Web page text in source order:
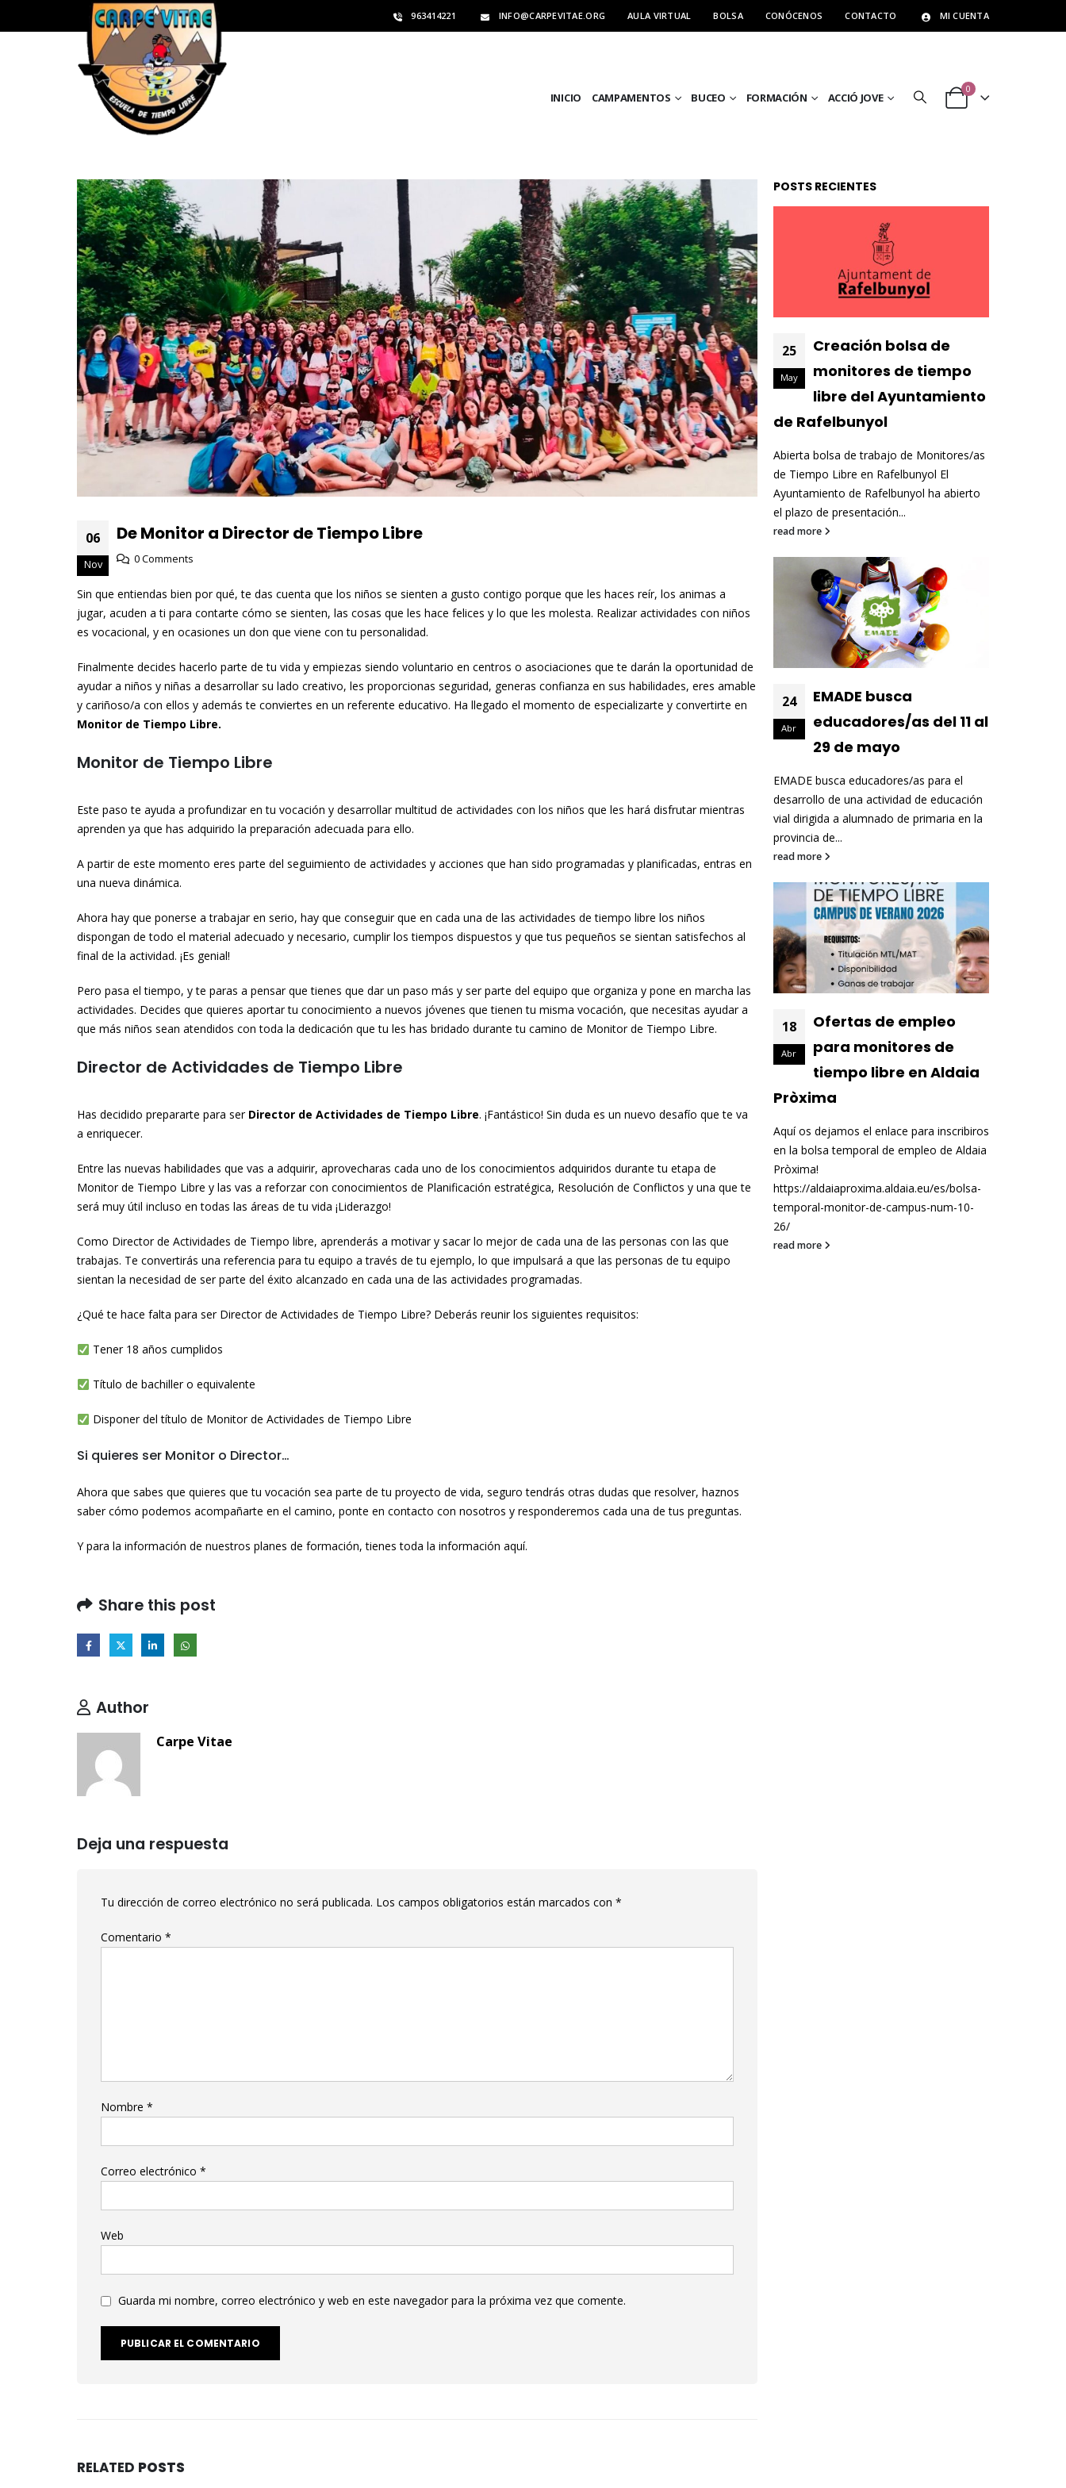
963414221 INFO@CARPEVITAE.ORG AULA VIRTUAL BOLSA CONÓCENOS CONTACTO MI CUENTA
INICIO CAMPAMENTOS BUCEO FORMACIÓN ACCIÓ JOVE
0
06
Nov
De Monitor a Director de Tiempo Libre
0 Comments
Sin que entiendas bien por qué, te das cuenta que los niños se sienten a gusto contigo porque que les haces reír, los animas a
jugar, acuden a ti para contarte cómo se sienten, las cosas que les hace felices y lo que les molesta. Realizar actividades con niños
es vocacional, y en ocasiones un don que viene con tu personalidad.
Finalmente decides hacerlo parte de tu vida y empiezas siendo voluntario en centros o asociaciones que te darán la oportunidad de
ayudar a niños y niñas a desarrollar su lado creativo, les proporcionas seguridad, generas confianza en sus habilidades, eres amable
y cariñoso/a con ellos y además te conviertes en un referente educativo. Ha llegado el momento de especializarte y convertirte en
Monitor de Tiempo Libre.
Monitor de Tiempo Libre
Este paso te ayuda a profundizar en tu vocación y desarrollar multitud de actividades con los niños que les hará disfrutar mientras
aprenden ya que has adquirido la preparación adecuada para ello.
A partir de este momento eres parte del seguimiento de actividades y acciones que han sido programadas y planificadas, entras en
una nueva dinámica.
Ahora hay que ponerse a trabajar en serio, hay que conseguir que en cada una de las actividades de tiempo libre los niños
dispongan de todo el material adecuado y necesario, cumplir los tiempos dispuestos y que tus pequeños se sientan satisfechos al
final de la actividad. ¡Es genial!
Pero pasa el tiempo, y te paras a pensar que tienes que dar un paso más y ser parte del equipo que organiza y pone en marcha las
actividades. Decides que quieres aportar tu conocimiento a nuevos jóvenes que tienen tu misma vocación, que necesitas ayudar a
que más niños sean atendidos con toda la dedicación que tu les has bridado durante tu camino de Monitor de Tiempo Libre.
Director de Actividades de Tiempo Libre
Has decidido prepararte para ser Director de Actividades de Tiempo Libre. ¡Fantástico! Sin duda es un nuevo desafío que te va
a enriquecer.
Entre las nuevas habilidades que vas a adquirir, aprovecharas cada uno de los conocimientos adquiridos durante tu etapa de
Monitor de Tiempo Libre y las vas a reforzar con conocimientos de Planificación estratégica, Resolución de Conflictos y una que te
será muy útil incluso en todas las áreas de tu vida ¡Liderazgo!
Como Director de Actividades de Tiempo libre, aprenderás a motivar y sacar lo mejor de cada una de las personas con las que
trabajas. Te convertirás una referencia para tu equipo a través de tu ejemplo, lo que impulsará a que las personas de tu equipo
sientan la necesidad de ser parte del éxito alcanzado en cada una de las actividades programadas.
¿Qué te hace falta para ser Director de Actividades de Tiempo Libre? Deberás reunir los siguientes requisitos:
Tener 18 años cumplidos
Título de bachiller o equivalente
Disponer del título de Monitor de Actividades de Tiempo Libre
Si quieres ser Monitor o Director…
Ahora que sabes que quieres que tu vocación sea parte de tu proyecto de vida, seguro tendrás otras dudas que resolver, haznos
saber cómo podemos acompañarte en el camino, ponte en contacto con nosotros y responderemos cada una de tus preguntas.
Y para la información de nuestros planes de formación, tienes toda la información aquí.
Share this post
Author
Carpe Vitae
Deja una respuesta
Tu dirección de correo electrónico no será publicada. Los campos obligatorios están marcados con *
Comentario *
Nombre *
Correo electrónico *
Web
Guarda mi nombre, correo electrónico y web en este navegador para la próxima vez que comente.
RELATED POSTS
POSTS RECIENTES
25
May
Creación bolsa de
monitores de tiempo
libre del Ayuntamiento
de Rafelbunyol
Abierta bolsa de trabajo de Monitores/as
de Tiempo Libre en Rafelbunyol El
Ayuntamiento de Rafelbunyol ha abierto
el plazo de presentación...
read more
24
Abr
EMADE busca
educadores/as del 11 al
29 de mayo
EMADE busca educadores/as para el
desarrollo de una actividad de educación
vial dirigida a alumnado de primaria en la
provincia de...
read more
18
Abr
Ofertas de empleo
para monitores de
tiempo libre en Aldaia
Pròxima
Aquí os dejamos el enlace para inscribiros
en la bolsa temporal de empleo de Aldaia
Pròxima!
https://aldaiaproxima.aldaia.eu/es/bolsa-
temporal-monitor-de-campus-num-10-
26/
read more